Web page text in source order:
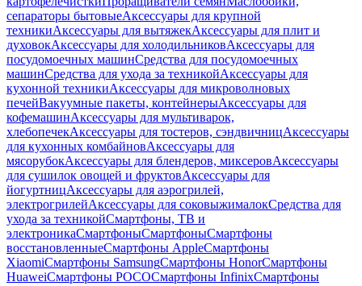
сепараторы бытовыеАксессуары для крупной
техникиАксессуары для вытяжекАксессуары для плит и
духовокАксессуары для холодильниковАксессуары для
посудомоечных машинСредства для посудомоечных
машинСредства для ухода за техникойАксессуары для
кухонной техникиАксессуары для микроволновых
печейВакуумные пакеты, контейнерыАксессуары для
кофемашинАксессуары для мультиварок,
хлебопечекАксессуары для тостеров, сэндвичницАксессуары
для кухонных комбайновАксессуары для
мясорубокАксессуары для блендеров, миксеровАксессуары
для сушилок овощей и фруктовАксессуары для
йогуртницАксессуары для аэрогрилей,
электрогрилейАксессуары для соковыжималокСредства для
ухода за техникойСмартфоны, ТВ и
электроникаСмартфоныСмартфоныСмартфоны
восстановленныеСмартфоны AppleСмартфоны
XiaomiСмартфоны SamsungСмартфоны HonorСмартфоны
HuaweiСмартфоны POCOСмартфоны InfinixСмартфоны